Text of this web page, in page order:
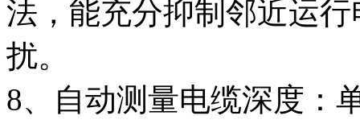
法，能充分抑制邻近运
扰。
8、自动测量电缆深度：